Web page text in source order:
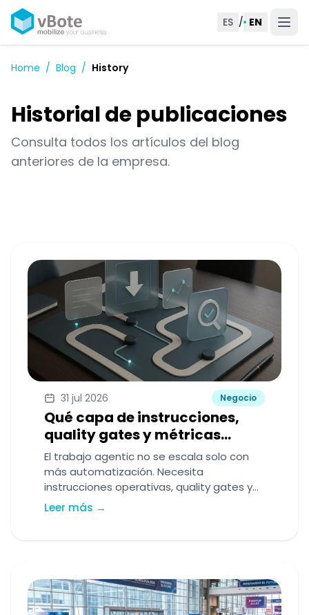
ES / EN
Home / Blog / History
Historial de publicaciones
Consulta todos los artículos del blog
anteriores de la empresa.
31 jul 2026 Negocio
Qué capa de instrucciones,
quality gates y métricas
necesita un CTO para que el
trabajo agentic sea legible y
escalable
El trabajo agentic no se escala solo con
más automatización. Necesita
instrucciones operativas, quality gates y
métricas que permitan a un CTO ver qué
Leer más →